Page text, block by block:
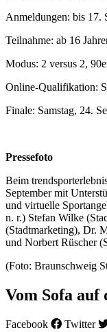
Anmeldungen: bis 17.
Teilnahme: ab 16
Modus: 2 versus 2,
Online-Qualifikation:
Finale: Samstag, 24.
Pressefoto
Beim
September mit
und virtuelle
n. r.) Stefan Wilke
(Stadtmarketing), Dr.
und Norbert Rüscher
(Foto: Braunschweig
Vom Sofa auf
Facebook Twitter